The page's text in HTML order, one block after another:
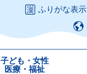
ふりがな表示
子ども・女性
医療・福祉